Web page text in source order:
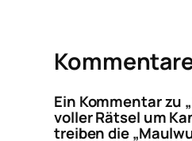
Ein Kommentar zu
voller Rätsel um
treiben die